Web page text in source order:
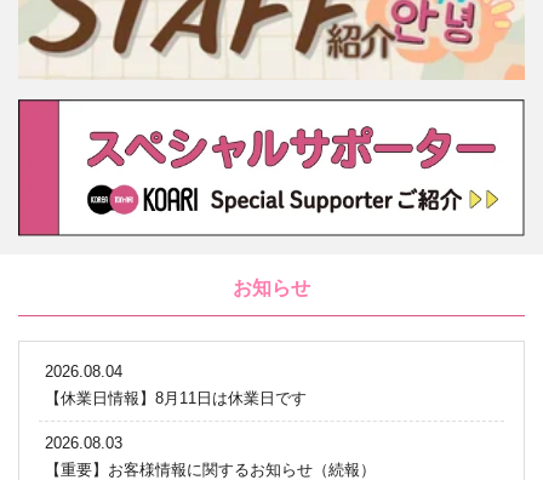
お知らせ
2026.08.04
【休業日情報】8月11日は休業日です
2026.08.03
【重要】お客様情報に関するお知らせ（続報）